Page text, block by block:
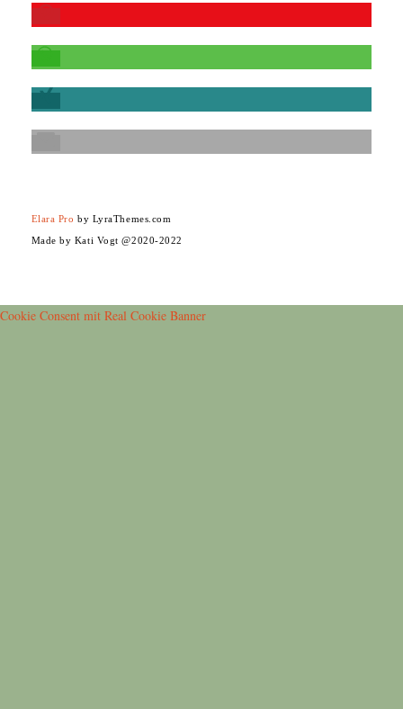
Elara Pro by LyraThemes.com
Made by Kati Vogt @2020-2022
Cookie Consent mit Real Cookie Banner